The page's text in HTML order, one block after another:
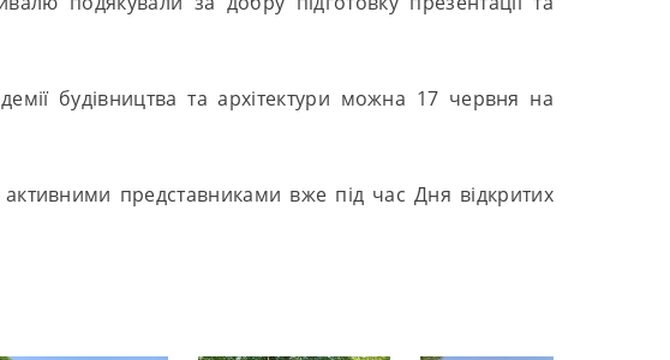
будівництва та архітектури можна 17 червня на
представниками вже під час Дня відкритих